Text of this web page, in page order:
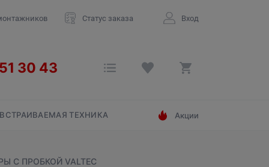
Статус заказа Вход
ВСТРАИВАЕМАЯ ТЕХНИКА Акции
С ПРОБКОЙ VALTEC